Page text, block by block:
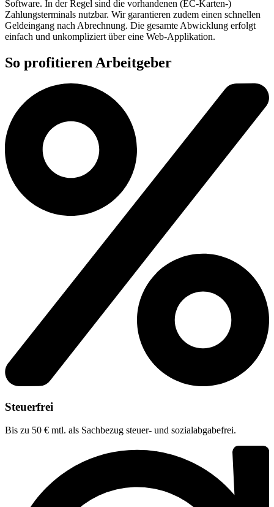
Software. In der Regel sind die vorhandenen (EC-Karten-)
Zahlungsterminals nutzbar. Wir garantieren zudem einen schnellen
Geldeingang nach Abrechnung. Die gesamte Abwicklung erfolgt
einfach und unkompliziert über eine Web-Applikation.
So profitieren Arbeitgeber
Steuerfrei
Bis zu 50 € mtl. als Sachbezug steuer- und sozialabgabefrei.